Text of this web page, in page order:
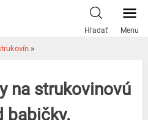
Hľadať Menu
»
babičky.